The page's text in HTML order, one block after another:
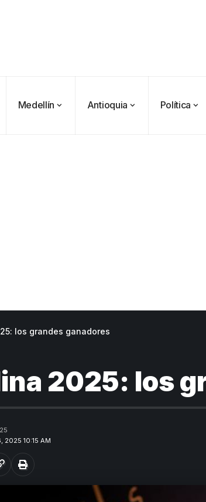
Medellín Antioquia Política
los grandes ganadores
2025: los
2025 10:15 AM